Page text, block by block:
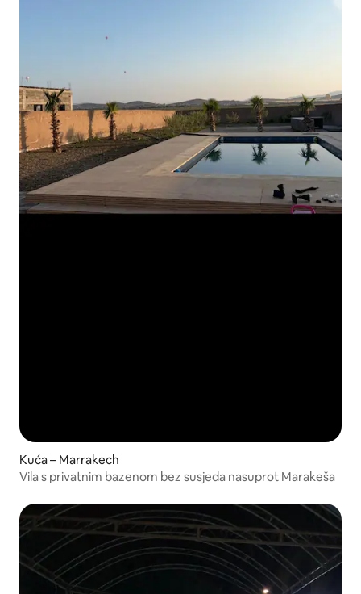
Kuća – Marrakech
Vila s privatnim bazenom bez susjeda nasuprot Marakeša